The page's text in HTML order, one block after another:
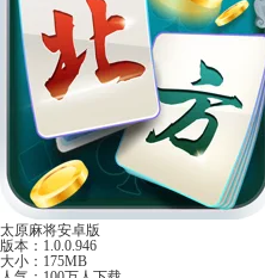
太原麻将安卓版
版本：1.0.0.946
大小：175MB